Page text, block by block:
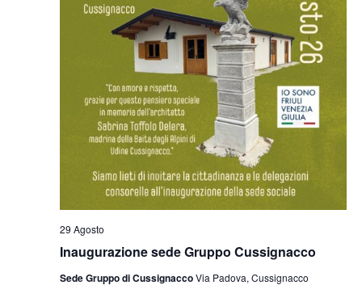
Inaugurazione sede Gruppo Cussignacco
29 Agosto
Sede Gruppo di CussignaccoVia Padova, Cussignacco